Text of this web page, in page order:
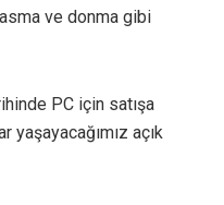
ve donma gibi
PC için satışa
açık